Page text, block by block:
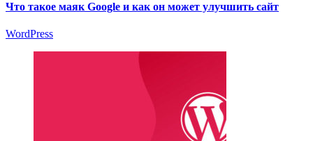
Что такое маяк Google и как он может улучшить сайт
WordPress